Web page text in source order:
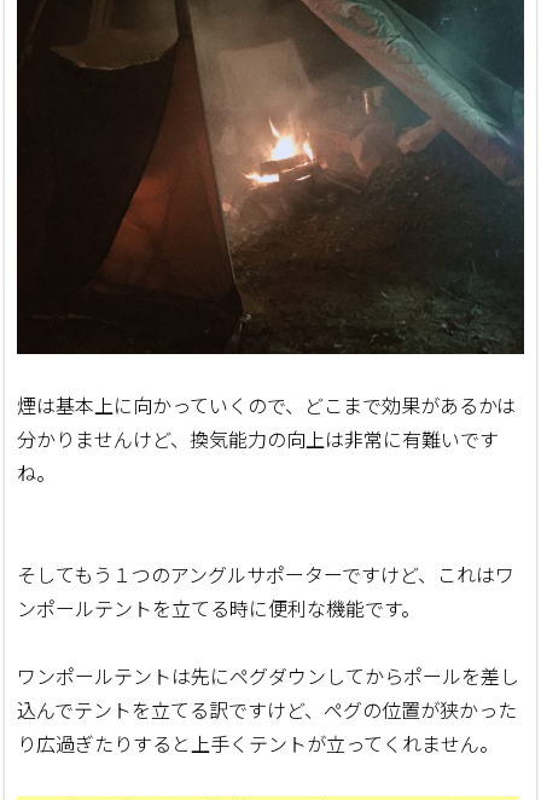
煙は基本上に向かっていくので、どこまで効果があるかは
分かりませんけど、換気能力の向上は非常に有難いです
ね。
そしてもう１つのアングルサポーターですけど、これはワ
ンポールテントを立てる時に便利な機能です。
ワンポールテントは先にペグダウンしてからポールを差し
込んでテントを立てる訳ですけど、ペグの位置が狭かった
り広過ぎたりすると上手くテントが立ってくれません。